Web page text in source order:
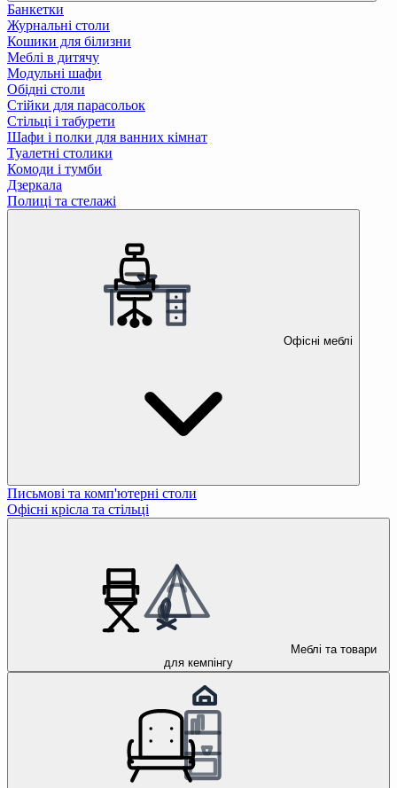
Банкетки
Журнальні столи
Кошики для білизни
Меблі в дитячу
Модульні шафи
Обідні столи
Стійки для парасольок
Стільці і табурети
Шафи і полки для ванних кімнат
Туалетні столики
Комоди і тумби
Дзеркала
Полиці та стелажі
Офісні меблі
Письмові та комп'ютерні столи
Офісні крісла та стільці
Меблі та товари
для кемпінгу